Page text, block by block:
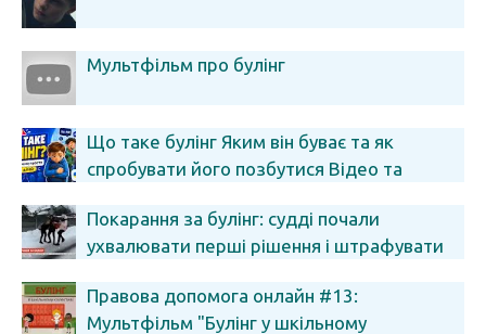
Мультфільм про булінг
Що таке булінг Яким він буває та як
спробувати його позбутися Відео та
Покарання за булінг: судді почали
ухвалювати перші рішення і штрафувати
Правова допомога онлайн #13:
Мультфільм "Булінг у шкільному